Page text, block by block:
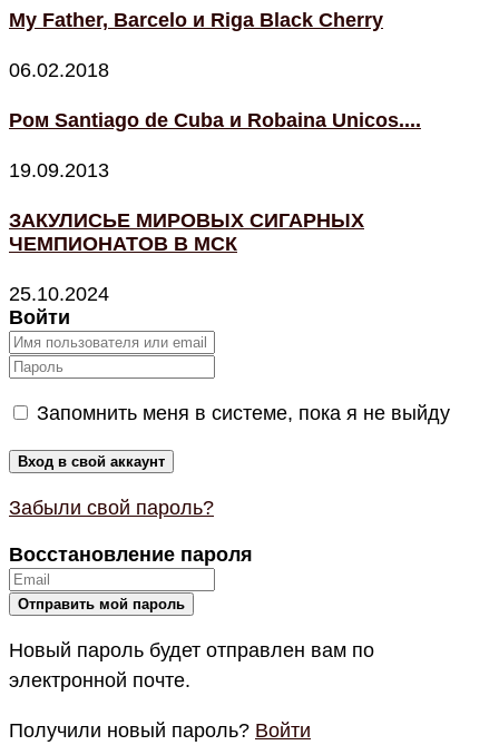
My Father, Barcelo и Riga Black Cherry
06.02.2018
Ром Santiago de Cuba и Robaina Unicos....
19.09.2013
ЗАКУЛИСЬЕ МИРОВЫХ СИГАРНЫХ
ЧЕМПИОНАТОВ В МСК
25.10.2024
Войти
Запомнить меня в системе, пока я не выйду
Забыли свой пароль?
Восстановление пароля
Новый пароль будет отправлен вам по
электронной почте.
Получили новый пароль? Войти